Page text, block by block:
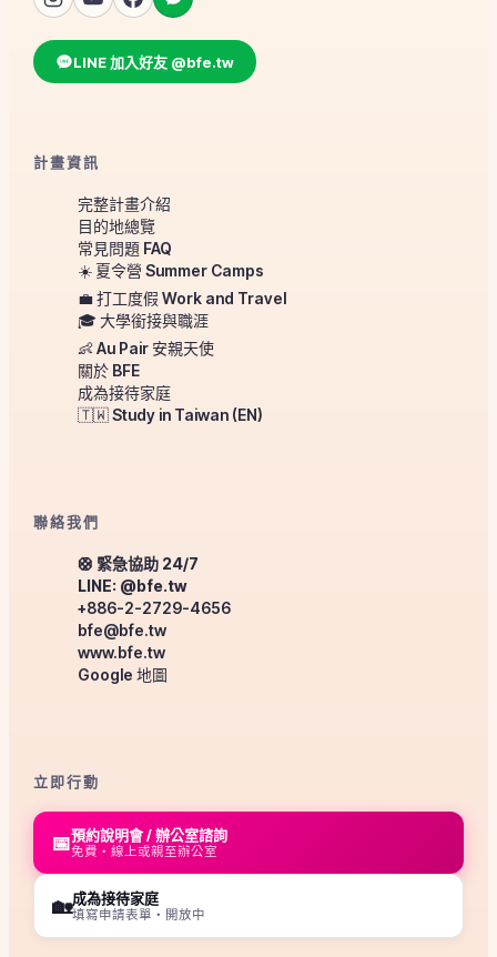
LINE 加入好友 @bfe.tw
計畫資訊
完整計畫介紹
目的地總覽
常見問題 FAQ
☀️ 夏令營 Summer Camps
💼 打工度假 Work and Travel
🎓 大學銜接與職涯
👶 Au Pair 安親天使
關於 BFE
成為接待家庭
🇹🇼 Study in Taiwan (EN)
聯絡我們
🛟 緊急協助 24/7
LINE: @bfe.tw
+886-2-2729-4656
bfe@bfe.tw
www.bfe.tw
Google 地圖
立即行動
📅預約說明會 / 辦公室諮詢
免費・線上或親至辦公室
🏡成為接待家庭
填寫申請表單・開放中